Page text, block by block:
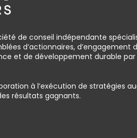
de conseil indépendante
d’actionnaires, d’engagement
et de développement durable par
à l’exécution de stratégies
résultats gagnants.